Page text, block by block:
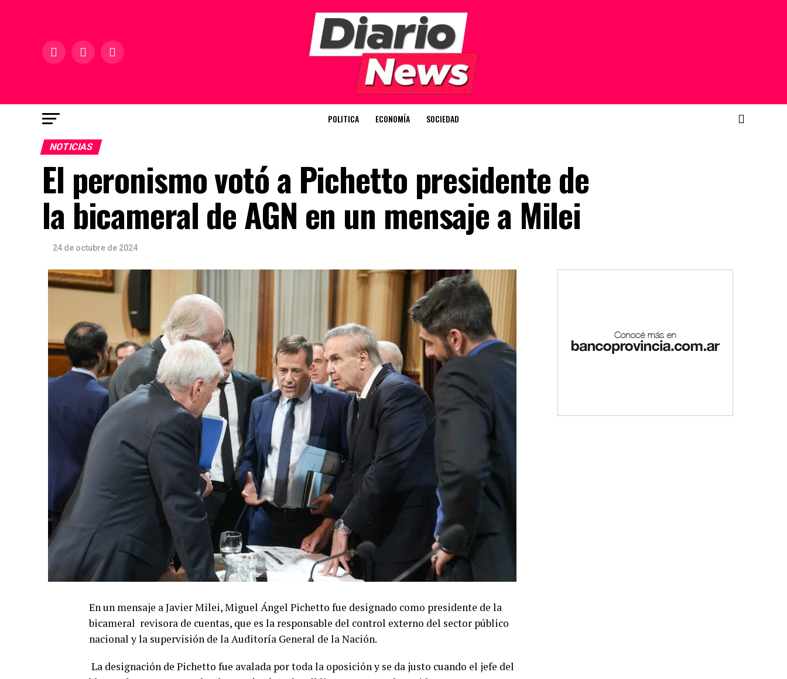
POLITICA ECONOMÍA SOCIEDAD
NOTICIAS
El peronismo votó a Pichetto presidente de
la bicameral de AGN en un mensaje a Milei
24 de octubre de 2024
En un mensaje a Javier Milei, Miguel Ángel Pichetto fue designado como presidente de la
bicameral revisora de cuentas, que es la responsable del control externo del sector público
nacional y la supervisión de la Auditoría General de la Nación.
La designación de Pichetto fue avalada por toda la oposición y se da justo cuando el jefe del